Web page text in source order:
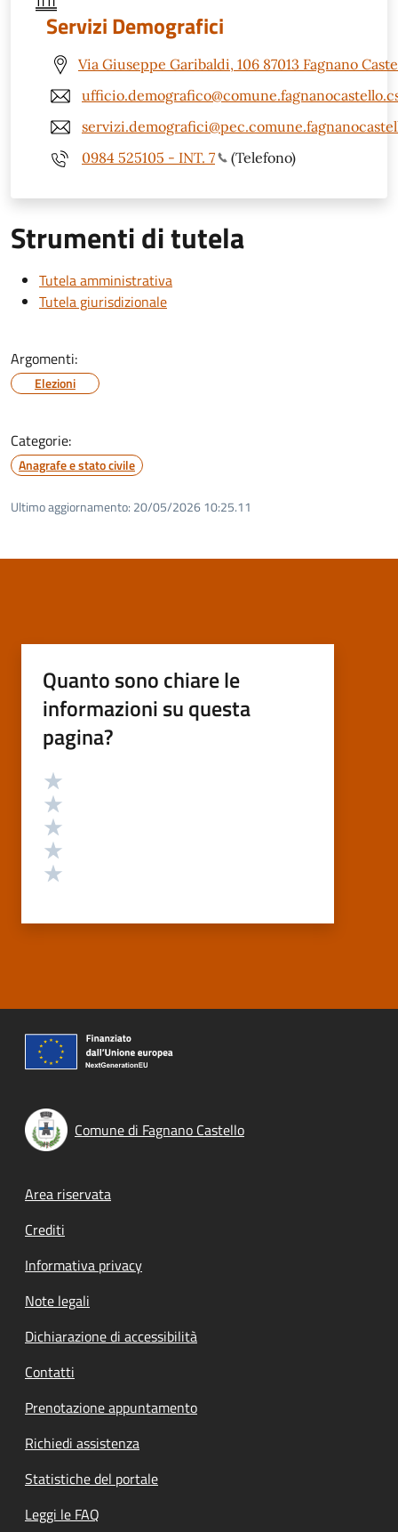
Servizi Demografici
Via Giuseppe Garibaldi, 106 87013 Fagnano
0984 525105 - INT. 7
(Telefono)
Strumenti di tutela
Tutela amministrativa
Tutela giurisdizionale
Argomenti:
Elezioni
Categorie:
Anagrafe e stato civile
Ultimo aggiornamento: 20/05/2026 10:25.11
Quanto sono chiare le
informazioni su questa
pagina?
Valutazione
Comune di Fagnano Castello
Footer menu
Area riservata
Crediti
Informativa privacy
Note legali
Dichiarazione di accessibilità
Contatti
Prenotazione appuntamento
Richiedi assistenza
Statistiche del portale
Leggi le FAQ